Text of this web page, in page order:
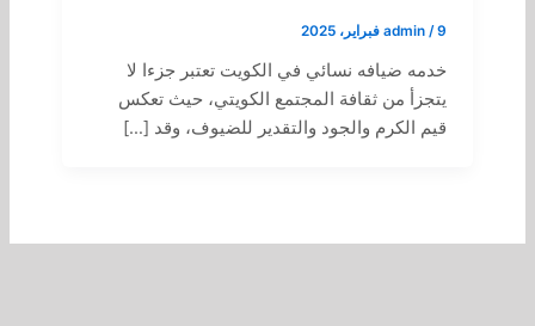
admin /9 فبراير، 2025
خدمه ضيافه نسائي في الكويت تعتبر جزءا لا
يتجزأ من ثقافة المجتمع الكويتي، حيث تعكس
قيم الكرم والجود والتقدير للضيوف، وقد […]